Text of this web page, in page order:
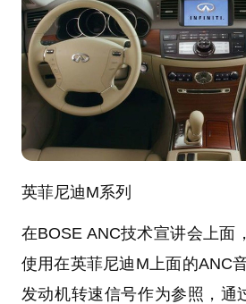
英菲尼迪M系列
在BOSE ANC技术宣讲会上面
使用在英菲尼迪M上面的ANC
发动机转速信号作为参照，通